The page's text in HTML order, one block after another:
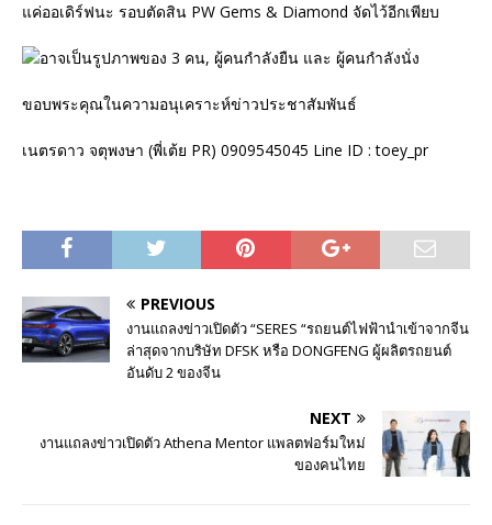
แค่ออเดิร์ฟนะ รอบตัดสิน PW Gems & Diamond จัดไว้อีกเพียบ
ขอบพระคุณในความอนุเคราะห์ข่าวประชาสัมพันธ์
เนตรดาว จตุพงษา (พี่เต้ย PR) 0909545045 Line ID : toey_pr
PREVIOUS
งานแถลงข่าวเปิดตัว “SERES “รถยนต์ไฟฟ้านำเข้าจากจีน
ล่าสุดจากบริษัท DFSK หรือ DONGFENG ผู้ผลิตรถยนต์
อันดับ 2 ของจีน
NEXT
งานแถลงข่าวเปิดตัว Athena Mentor แพลตฟอร์มใหม่
ของคนไทย